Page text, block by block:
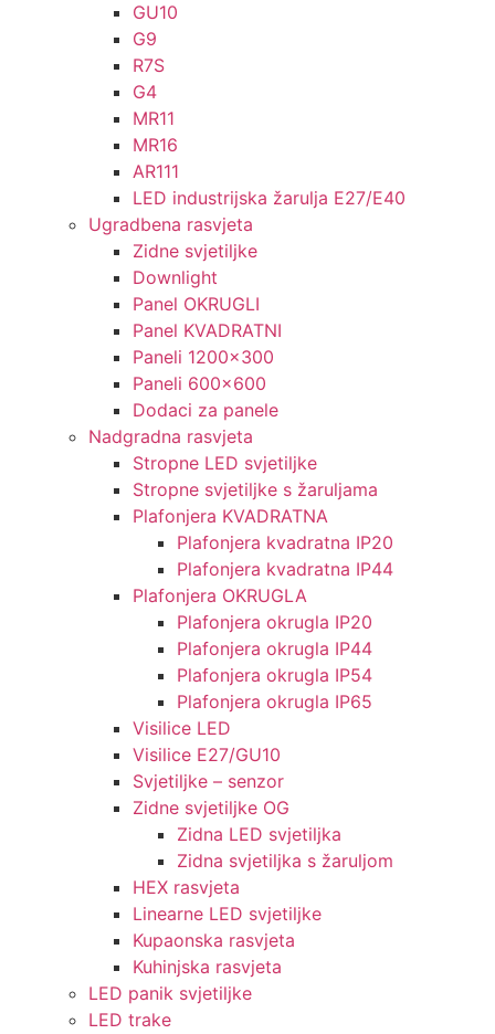
GU10
G9
R7S
G4
MR11
MR16
AR111
LED industrijska žarulja E27/E40
Ugradbena rasvjeta
Zidne svjetiljke
Downlight
Panel OKRUGLI
Panel KVADRATNI
Paneli 1200×300
Paneli 600×600
Dodaci za panele
Nadgradna rasvjeta
Stropne LED svjetiljke
Stropne svjetiljke s žaruljama
Plafonjera KVADRATNA
Plafonjera kvadratna IP20
Plafonjera kvadratna IP44
Plafonjera OKRUGLA
Plafonjera okrugla IP20
Plafonjera okrugla IP44
Plafonjera okrugla IP54
Plafonjera okrugla IP65
Visilice LED
Visilice E27/GU10
Svjetiljke – senzor
Zidne svjetiljke OG
Zidna LED svjetiljka
Zidna svjetiljka s žaruljom
HEX rasvjeta
Linearne LED svjetiljke
Kupaonska rasvjeta
Kuhinjska rasvjeta
LED panik svjetiljke
LED trake